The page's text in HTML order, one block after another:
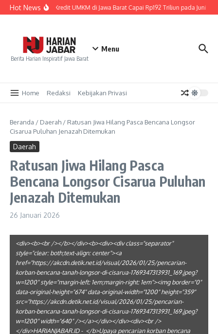
Lewati ke konten
Hot News
Penyaluran Kredit UMKM di Jawa Barat Capai Rp192 Triliun pada Juni
Berita Harian Inspiratif Jawa Barat
Menu
Home Redaksi Kebijakan Privasi
Beranda / Daerah / Ratusan Jiwa Hilang Pasca Bencana Longsor
Cisarua Puluhan Jenazah Ditemukan
Daerah
Ratusan Jiwa Hilang Pasca
Bencana Longsor Cisarua Puluhan
Jenazah Ditemukan
26 Januari 2026
<div><b><br /></b></div><b><div><div class="separator"
style="clear: both;text-align: center"><a
href="https://akcdn.detik.net.id/visual/2026/01/25/pencarian-
korban-bencana-tanah-longsor-di-cisarua-1769347313931_169.jpeg?
w=1200" style="margin-left: 1em;margin-right: 1em"><img border="0"
data-original-height="674" data-original-width="1200" height="359"
src="https://akcdn.detik.net.id/visual/2026/01/25/pencarian-
korban-bencana-tanah-longsor-di-cisarua-1769347313931_169.jpeg?
w=1200" width="640" /></a></div></div><div><br />
</div>HARIANJABAR.ID - </b>Upaya pencarian korban bencana